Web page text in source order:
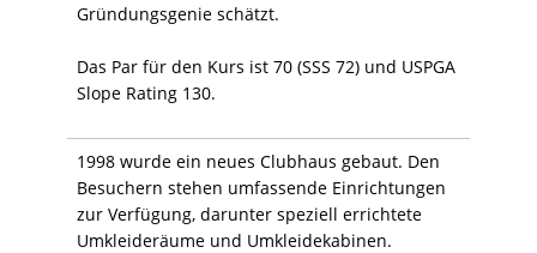
Gründungsgenie schätzt.
Das Par für den Kurs ist 70 (SSS 72) und USPGA
Slope Rating 130.
1998 wurde ein neues Clubhaus gebaut. Den
Besuchern stehen umfassende Einrichtungen
zur Verfügung, darunter speziell errichtete
Umkleideräume und Umkleidekabinen.